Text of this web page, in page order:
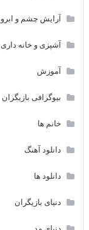
آرایش چشم و ابرو
آشپزی و خانه داری
آموزش
بیوگرافی بازیگران
خانم ها
دانلود آهنگ
دانلود ها
دنیای بازیگران